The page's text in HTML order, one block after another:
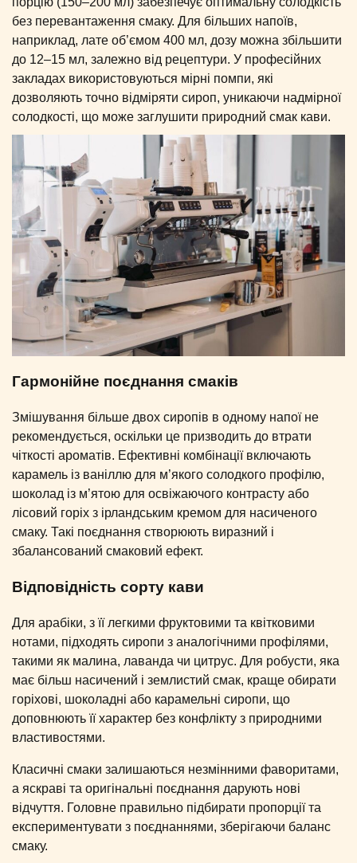
без перевантаження смаку. Для більших напоїв,
наприклад, лате об’ємом 400 мл, дозу можна збільшити
до 12–15 мл, залежно від рецептури. У професійних
закладах використовуються мірні помпи, які
дозволяють точно відміряти сироп, уникаючи надмірної
солодкості, що може заглушити природний смак кави.
Гармонійне поєднання смаків
Змішування більше двох сиропів в одному напої не
рекомендується, оскільки це призводить до втрати
чіткості ароматів. Ефективні комбінації включають
карамель із ваніллю для м’якого солодкого профілю,
шоколад із м’ятою для освіжаючого контрасту або
лісовий горіх з ірландським кремом для насиченого
смаку. Такі поєднання створюють виразний і
збалансований смаковий ефект.
Відповідність сорту кави
Для арабіки, з її легкими фруктовими та квітковими
нотами, підходять сиропи з аналогічними профілями,
такими як малина, лаванда чи цитрус. Для робусти, яка
має більш насичений і землистий смак, краще обирати
горіхові, шоколадні або карамельні сиропи, що
доповнюють її характер без конфлікту з природними
властивостями.
Класичні смаки залишаються незмінними фаворитами,
а яскраві та оригінальні поєднання дарують нові
відчуття. Головне правильно підбирати пропорції та
експериментувати з поєднаннями, зберігаючи баланс
смаку.